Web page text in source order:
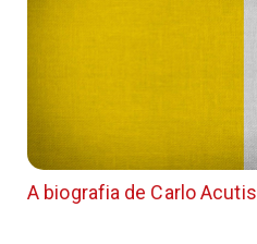
A biografia de Carlo Acutis